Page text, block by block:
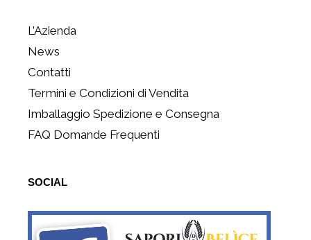
L’Azienda
News
Contatti
Termini e Condizioni di Vendita
Imballaggio Spedizione e Consegna
FAQ Domande Frequenti
SOCIAL